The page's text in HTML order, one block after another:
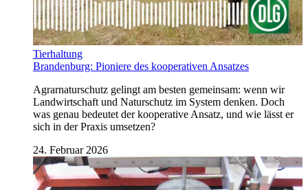
Tierhaltung
Brandenburg: Pioniere des kooperativen Ansatzes
Agrarnaturschutz gelingt am besten gemeinsam: wenn wir
Landwirtschaft und Naturschutz im System denken. Doch
was genau bedeutet der kooperative Ansatz, und wie lässt er
sich in der Praxis umsetzen?
24. Februar 2026